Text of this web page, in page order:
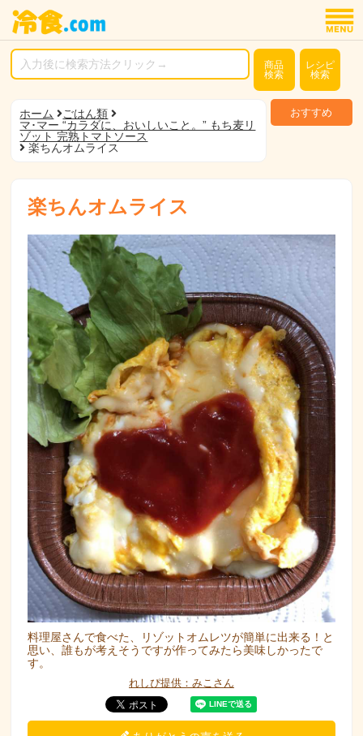
商品
検索
レシピ
検索
ホーム
ごはん類
マ･マー “カラダに、おいしいこと。” もち麦リ
ゾット 完熟トマトソース
楽ちんオムライス
おすすめ
楽ちんオムライス
料理屋さんで食べた、リゾットオムレツが簡単に出来る！と
思い、誰もが考えそうですが作ってみたら美味しかったで
す。
れしぴ提供：みこさん